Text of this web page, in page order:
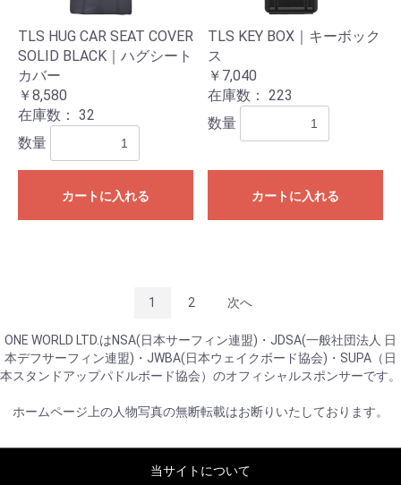
TLS HUG CAR SEAT COVER
SOLID BLACK｜ハグシート
カバー
￥8,580
在庫数： 32
数量
カートに入れる
TLS KEY BOX｜キーボック
ス
￥7,040
在庫数： 223
数量
カートに入れる
1 2 次へ
ONE WORLD LTD.はNSA(日本サーフィン連盟)・JDSA(一般社団法人 日
本デフサーフィン連盟)・JWBA(日本ウェイクボード協会)・SUPA（日
本スタンドアップパドルボード協会）のオフィシャルスポンサーです。
ホームページ上の人物写真の無断転載はお断りいたしております。
当サイトについて